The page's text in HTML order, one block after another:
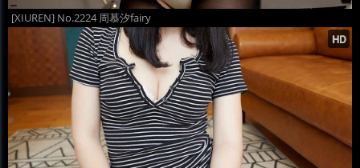
[XIUREN] No.2224 周慕汐fairy